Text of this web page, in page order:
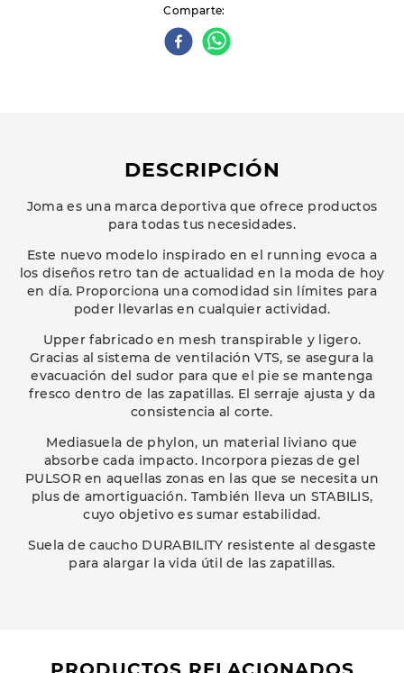
Comparte
DESCRIPCIÓN
Joma es una marca deportiva que ofrece productos
para todas tus necesidades.
Este nuevo modelo inspirado en el running evoca a
los diseños retro tan de actualidad en la moda de hoy
en día. Proporciona una comodidad sin límites para
poder llevarlas en cualquier actividad.
Upper fabricado en mesh transpirable y ligero.
Gracias al sistema de ventilación VTS, se asegura la
evacuación del sudor para que el pie se mantenga
fresco dentro de las zapatillas. El serraje ajusta y da
consistencia al corte.
Mediasuela de phylon, un material liviano que
absorbe cada impacto. Incorpora piezas de gel
PULSOR en aquellas zonas en las que se necesita un
plus de amortiguación. También lleva un STABILIS,
cuyo objetivo es sumar estabilidad.
Suela de caucho DURABILITY resistente al desgaste
para alargar la vida útil de las zapatillas.